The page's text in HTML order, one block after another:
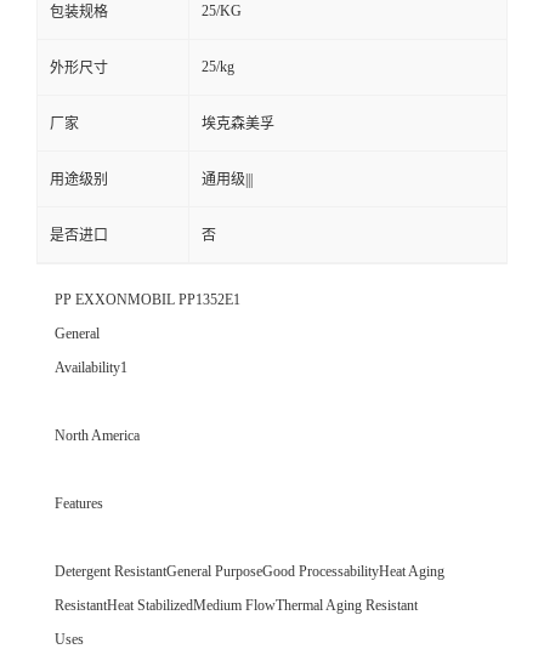
包装规格 25/KG
外形尺寸 25/kg
厂家 埃克森美孚
用途级别 通用级|||
是否进口 否
PP EXXONMOBIL PP1352E1
General
Availability1
North America
Features
Detergent ResistantGeneral PurposeGood ProcessabilityHeat Aging
ResistantHeat StabilizedMedium FlowThermal Aging Resistant
Uses